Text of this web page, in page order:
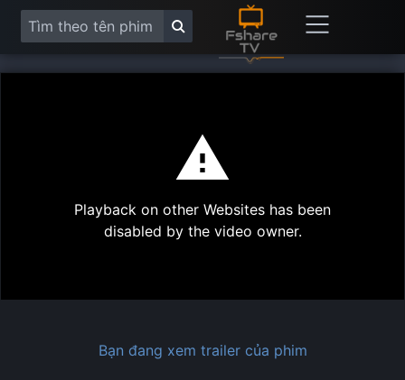
Play
Playback on other Websites has been
disabled by the video owner.
Bạn đang xem trailer của phim